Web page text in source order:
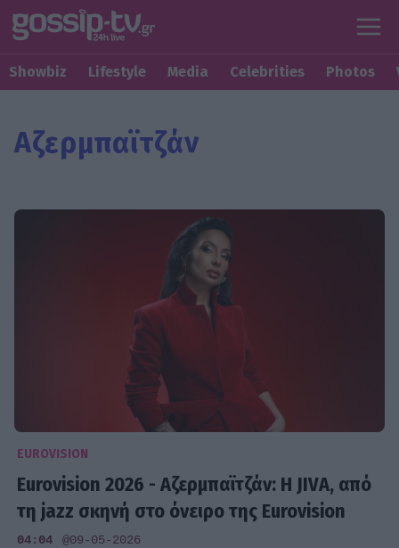
Showbiz Lifestyle Media Celebrities Photos
Αζερμπαϊτζάν
EUROVISION
Eurovision 2026 - Αζερμπαϊτζάν: Η JIVA, από
τη jazz σκηνή στο όνειρο της Eurovision
04:04 @09-05-2026